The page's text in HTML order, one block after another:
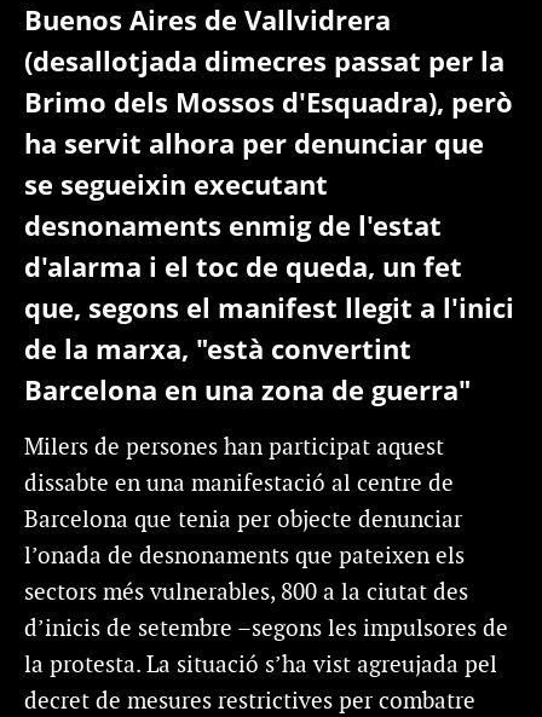
Buenos Aires de Vallvidrera
(desallotjada dimecres passat per la
Brimo dels Mossos d'Esquadra), però
ha servit alhora per denunciar que
se segueixin executant
desnonaments enmig de l'estat
d'alarma i el toc de queda, un fet
que, segons el manifest llegit a l'inici
de la marxa, "està convertint
Barcelona en una zona de guerra"
Milers de persones han participat aquest
dissabte en una manifestació al centre de
Barcelona que tenia per objecte denunciar
l’onada de desnonaments que pateixen els
sectors més vulnerables, 800 a la ciutat des
d’inicis de setembre –segons les impulsores de
la protesta. La situació s’ha vist agreujada pel
decret de mesures restrictives per combatre